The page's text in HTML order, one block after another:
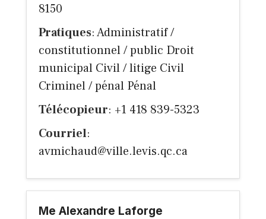
8150
Pratiques: Administratif /
constitutionnel / public Droit
municipal Civil / litige Civil
Criminel / pénal Pénal
Télécopieur: +1 418 839-5323
Courriel:
avmichaud@ville.levis.qc.ca
Me Alexandre Laforge